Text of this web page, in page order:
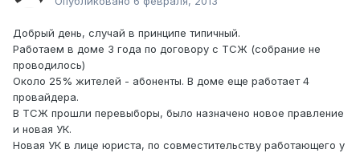
Добрый день, случай в принципе типичный.
Работаем в доме 3 года по договору с ТСЖ (собрание не
проводилось)
Около 25% жителей - абоненты. В доме еще работает 4
провайдера.
В ТСЖ прошли перевыборы, было назначено новое правление
и новая УК.
Новая УК в лице юриста, по совместительству работающего у